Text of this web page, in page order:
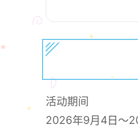
活动期间
2026年9月4日～